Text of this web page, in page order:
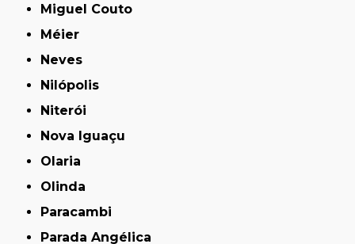
Miguel Couto
Méier
Neves
Nilópolis
Niterói
Nova Iguaçu
Olaria
Olinda
Paracambi
Parada Angélica